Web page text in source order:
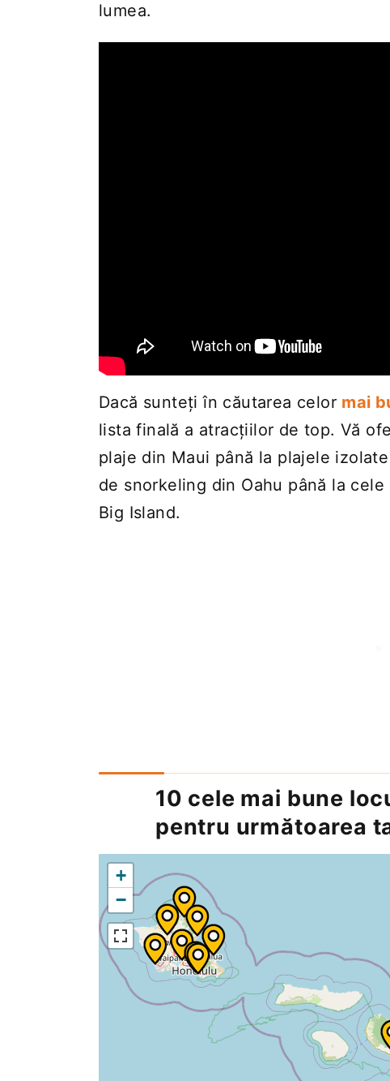
lumea.
Dacă sunteți în căutarea celor mai
lista finală a atracțiilor de top. Vă
plaje din Maui până la plajele
de snorkeling din Oahu până la
Big Island.
10 cele mai bune
pentru următoarea
+
−